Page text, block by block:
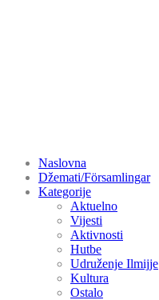
Naslovna
Džemati/Församlingar
Kategorije
Aktuelno
Vijesti
Aktivnosti
Hutbe
Udruženje Ilmijje
Kultura
Ostalo